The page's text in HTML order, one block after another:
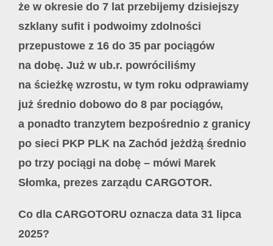
że w okresie do 7 lat przebijemy dzisiejszy
szklany sufit i podwoimy zdolności
przepustowe z 16 do 35 par pociągów
na dobę. Już w ub.r. powróciliśmy
na ścieżkę wzrostu, w tym roku odprawiamy
już średnio dobowo do 8 par pociągów,
a ponadto tranzytem bezpośrednio z granicy
po sieci PKP PLK na Zachód jeżdżą średnio
po trzy pociągi na dobę – mówi Marek
Słomka, prezes zarządu CARGOTOR.
Co dla CARGOTORU oznacza data 31 lipca
2025?